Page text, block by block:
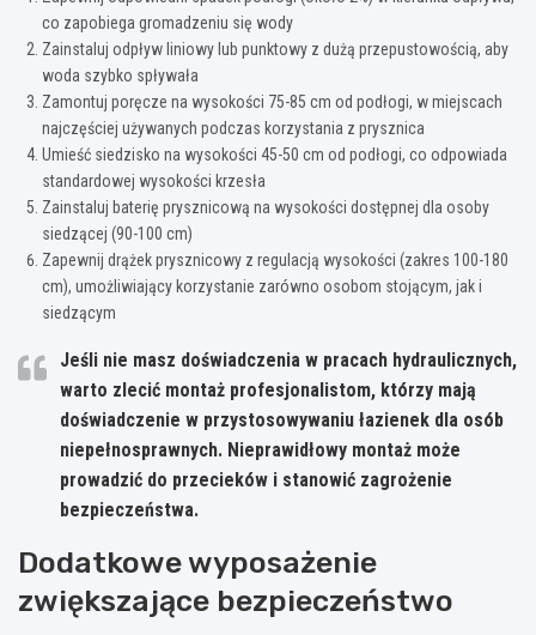
co zapobiega gromadzeniu się wody
Zainstaluj odpływ liniowy lub punktowy z dużą przepustowością, aby
woda szybko spływała
Zamontuj poręcze na wysokości 75-85 cm od podłogi, w miejscach
najczęściej używanych podczas korzystania z prysznica
Umieść siedzisko na wysokości 45-50 cm od podłogi, co odpowiada
standardowej wysokości krzesła
Zainstaluj baterię prysznicową na wysokości dostępnej dla osoby
siedzącej (90-100 cm)
Zapewnij drążek prysznicowy z regulacją wysokości (zakres 100-180
cm), umożliwiający korzystanie zarówno osobom stojącym, jak i
siedzącym
Jeśli nie masz doświadczenia w pracach hydraulicznych,
warto zlecić montaż profesjonalistom, którzy mają
doświadczenie w przystosowywaniu łazienek dla osób
niepełnosprawnych. Nieprawidłowy montaż może
prowadzić do przecieków i stanowić zagrożenie
bezpieczeństwa.
Dodatkowe wyposażenie
zwiększające bezpieczeństwo